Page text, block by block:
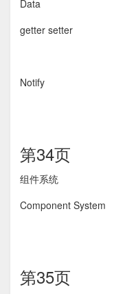
Data
getter setter
Notify
第34页
组件系统
Component System
第35页